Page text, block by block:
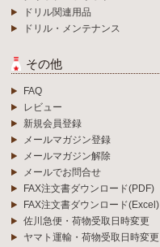
ドリル関連用品
ドリル・メンテナンス
その他
FAQ
レビュー
新規会員登録
メールマガジン登録
メールマガジン解除
メールでお問合せ
FAX注文書ダウンロード(PDF)
FAX注文書ダウンロード(Excel)
佐川急便・荷物受取日時変更
ヤマト運輸・荷物受取日時変更